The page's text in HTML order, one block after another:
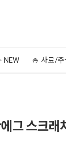
NEW 🍚 사료/주
그 스크